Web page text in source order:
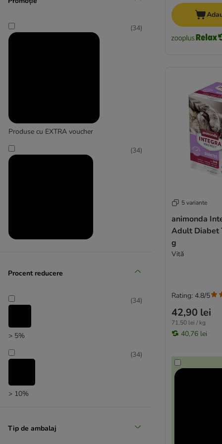
Carnilove
Dolina Noteci
Eukanuba
★ Greenwoods
Herrmann´s
Kitekat
Kitty Cat
LifeCat
MAC´s
MjAMjAM
Produse cu EXTRA voucher
(34)
(34)
Recomandat de zooplus
Procent reducere
> 5%
(34)
> 10%
(34)
Tip de ambalaj
5 variante
animonda
Adult Diabet
g
Vită
42,90 lei
71,50 lei / kg
40,76 lei
Rating: 4.8/5